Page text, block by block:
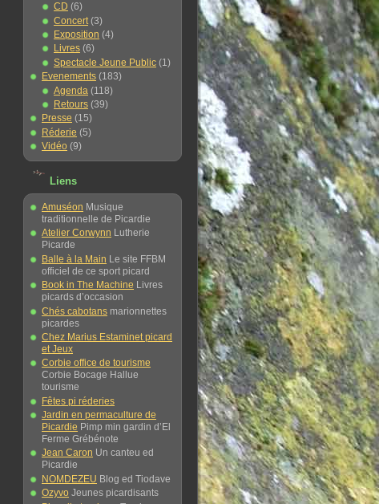
CD (6)
Concert (3)
Exposition (4)
Livres (6)
Spectacle Jeune Public (1)
Evenements (183)
Agenda (118)
Retours (39)
Presse (15)
Réderie (5)
Vidéo (9)
Liens
Amuséon Musique
traditionnelle de Picardie
Atelier Corwynn Lutherie
Picarde
Balle à la Main Le site FFBM
officiel de ce sport picard
Book in The Machine Livres
picards d’occasion
Chés cabotans marionnettes
picardes
Chez Marius Estaminet picard
et Jeux
Corbie office de tourisme
Corbie Bocage Hallue
tourisme
Fêtes pi réderies
Jardin en permaculture de
Picardie Pimp min gardin d’El
Ferme Grébénote
Jean Caron Un canteu ed
Picardie
NOMDEZEU Blog ed Tiodave
Ozyvo Jeunes picardisants